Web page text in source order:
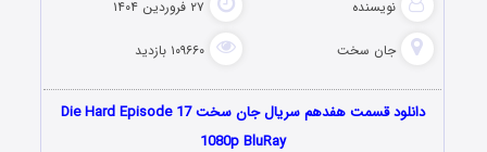
نویسنده ۲۷ فروردین ۱۴۰۴
جان سخت ۱۰۹۶۶۰ بازدید
دانلود قسمت هفدهم سریال جان سخت Die Hard Episode 17
1080p BluRay